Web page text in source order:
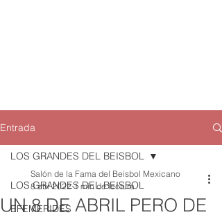
Entrada
LOS GRANDES DEL BEISBOL
EFEMERIDES
LOS GRANDES DEL BEISBOL
UN 8 DE ABRIL PERO DE
Salón de la Fama del Beisbol Mexicano
8 abr 2022 1 min de lectura